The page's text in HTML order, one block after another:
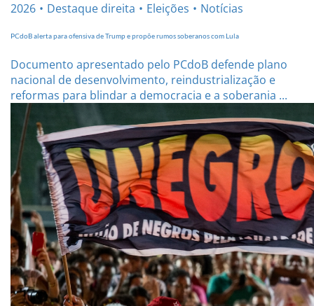
2026 Destaque direita Eleições Notícias
PCdoB alerta para ofensiva de Trump e propõe rumos soberanos com Lula
Documento apresentado pelo PCdoB defende plano
nacional de desenvolvimento, reindustrialização e
reformas para blindar a democracia e a soberania ...